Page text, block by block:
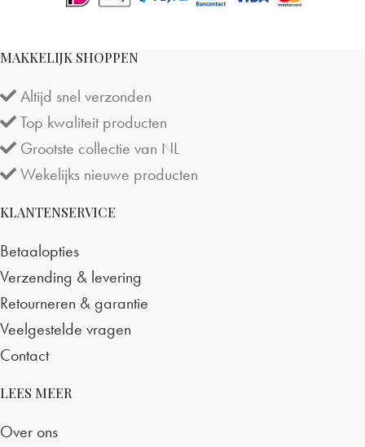
MAKKELIJK SHOPPEN
Altijd snel verzonden
Top kwaliteit producten
Grootste collectie van NL
Wekelijks nieuwe producten
KLANTENSERVICE
Betaalopties
Verzending & levering
Retourneren & garantie
Veelgestelde vragen
Contact
LEES MEER
Over ons